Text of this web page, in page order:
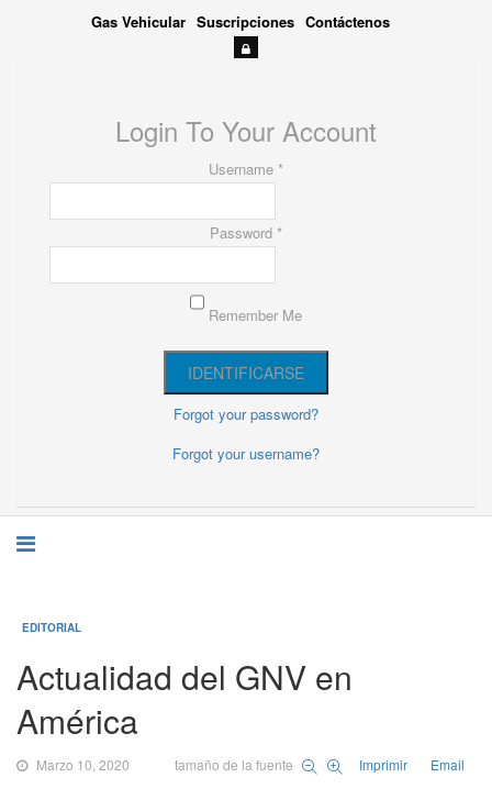
Gas Vehicular Suscripciones Contáctenos
Login To Your Account
Username *
Password *
Remember Me
Forgot your password?
Forgot your username?
EDITORIAL
Actualidad del GNV en
América
Marzo 10, 2020 tamaño de la fuente Imprimir Email